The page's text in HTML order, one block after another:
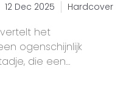
12 Dec 2025 Hardcover
het
ogenschijnlijk
die een